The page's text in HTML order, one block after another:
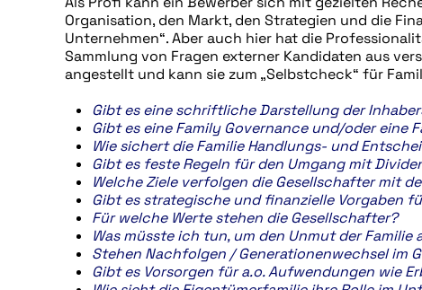
Organisation, den Markt, den Strategien und die
Unternehmen“. Aber auch hier hat die
Sammlung von Fragen externer Kandidaten aus
angestellt und kann sie zum „Selbstcheck“ für
Gibt es eine schriftliche Darstellung der
Gibt es eine Family Governance und/oder eine
Wie sichert die Familie Handlungs- und
Gibt es feste Regeln für den Umgang mit
Welche Ziele verfolgen die Gesellschafter mit
Gibt es strategische und finanzielle Vorgaben
Für welche Werte stehen die Gesellschafter?
Was müsste ich tun, um den Unmut der Familie
Stehen Nachfolgen / Generationenwechsel im
Gibt es Vorsorgen für a.o. Aufwendungen wie